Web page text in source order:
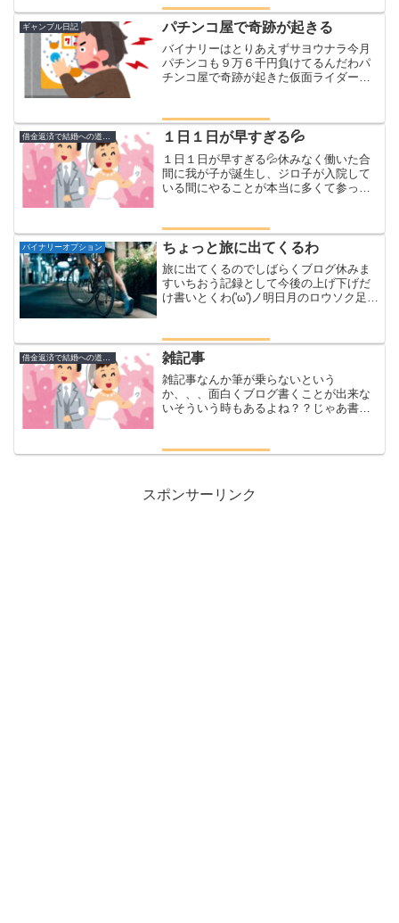
に行ってしまった💦仕事中に職場の人か
ら『なんか緊急事態宣言でパチンコ屋が
自粛するらしいよ』この時...
ギャンブル日記 パチンコ屋で奇跡が起きる
バイナリーはとりあえずサヨウナラ今月
パチンコも９万６千円負けてるんだわパ
チンコ屋で奇跡が起きた仮面ライダーブ
さんはどんなカスタム仕様で打ちます
か？？今日は仮面ライダーブ...
借金返済で結婚への道のり １日１日が早すぎる💦
１日１日が早すぎる💦休みなく働いた合
間に我が子が誕生し、ジロ子が入院して
いる間にやることが本当に多くて参って
仕事も全てジロウに受け継がれるあー終
わらなーいと叫びながらラス...
バイナリーオプション ちょっと旅に出てくるわ
旅に出てくるのでしばらくブログ休みま
すいちおう記録として今後の上げ下げだ
け書いとくわ('ω')ノ明日月のロウソク足の
今チャートとにらめっこしてきました明
日は上げただし、...
雑記事
雑記事なんか筆が乗らないという
か、、、面白くブログ書くことが出来な
いそういう時もあるよね？？じゃあ書く
漁った宝くじもナンバーズ４がハズレ、
スポンサーリンク